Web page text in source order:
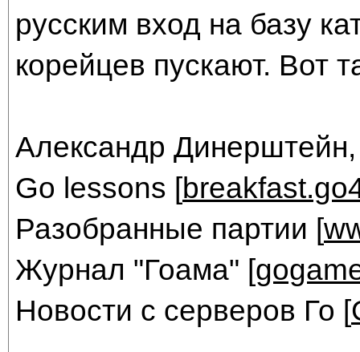
русским вход на базу
корейцев пускают. Вот
Александр Динерштейн,
Go lessons [
Разобранные партии [
Журнал "Гоама" [
Новости с серверов Го [